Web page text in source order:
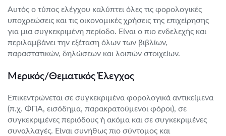
Αυτός ο τύπος ελέγχου καλύπτει όλες τις φορολογικές
υποχρεώσεις και τις οικονομικές χρήσεις της επιχείρησης
για μια συγκεκριμένη περίοδο. Είναι ο πιο ενδελεχής και
περιλαμβάνει την εξέταση όλων των βιβλίων,
παραστατικών, δηλώσεων και λοιπών στοιχείων.
Μερικός/Θεματικός Έλεγχος
Επικεντρώνεται σε συγκεκριμένα φορολογικά αντικείμενα
(π.χ. ΦΠΑ, εισόδημα, παρακρατούμενοι φόροι), σε
συγκεκριμένες περιόδους ή ακόμα και σε συγκεκριμένες
συναλλαγές. Είναι συνήθως πιο σύντομος και